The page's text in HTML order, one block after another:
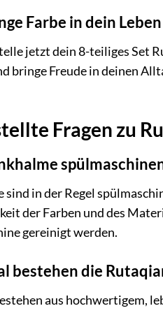
Farbe in dein
jetzt dein 8-teiliges Set
bringe Freude in deinen
Fragen zu
sind in der Regel
der Farben und des
gereinigt werden.
bestehen die
aus hochwertigem,